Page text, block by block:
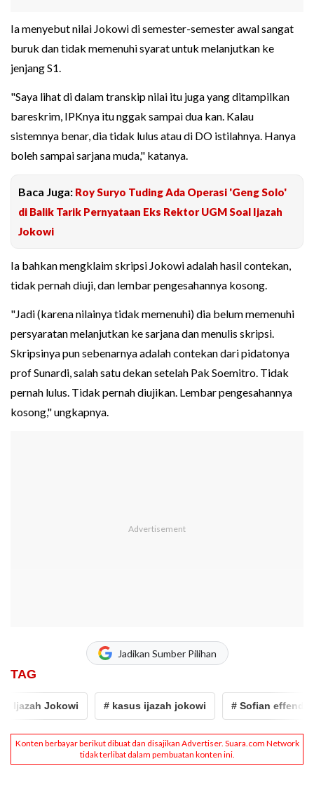
Ia menyebut nilai Jokowi di semester-semester awal sangat
buruk dan tidak memenuhi syarat untuk melanjutkan ke
jenjang S1.
"Saya lihat di dalam transkip nilai itu juga yang ditampilkan
bareskrim, IPKnya itu nggak sampai dua kan. Kalau
sistemnya benar, dia tidak lulus atau di DO istilahnya. Hanya
boleh sampai sarjana muda," katanya.
Baca Juga: Roy Suryo Tuding Ada Operasi 'Geng Solo'
di Balik Tarik Pernyataan Eks Rektor UGM Soal Ijazah
Jokowi
Ia bahkan mengklaim skripsi Jokowi adalah hasil contekan,
tidak pernah diuji, dan lembar pengesahannya kosong.
"Jadi (karena nilainya tidak memenuhi) dia belum memenuhi
persyaratan melanjutkan ke sarjana dan menulis skripsi.
Skripsinya pun sebenarnya adalah contekan dari pidatonya
prof Sunardi, salah satu dekan setelah Pak Soemitro. Tidak
pernah lulus. Tidak pernah diujikan. Lembar pengesahannya
kosong," ungkapnya.
Jadikan Sumber Pilihan
TAG
Jokowi # kasus ijazah jokowi # Sofian effendi